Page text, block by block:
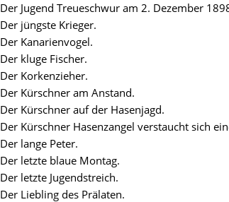
Der Jugend Treueschwur am 2. Dezember
Der jüngste Krieger.
Der Kanarienvogel.
Der kluge Fischer.
Der Korkenzieher.
Der Kürschner am Anstand.
Der Kürschner auf der Hasenjagd.
Der Kürschner Hasenzangel verstaucht sich
Der lange Peter.
Der letzte blaue Montag.
Der letzte Jugendstreich.
Der Liebling des Prälaten.